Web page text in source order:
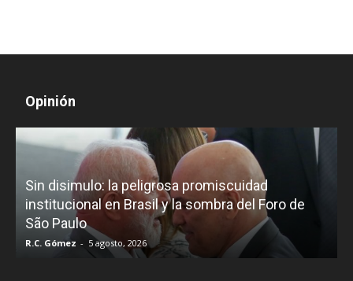
Opinión
Sin disimulo: la peligrosa promiscuidad
institucional en Brasil y la sombra del Foro de
São Paulo
R.C. Gómez - 5 agosto, 2026